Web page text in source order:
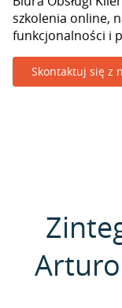
szkolenia online,
funkcjonalności i
Skontaktuj się z
Arturo